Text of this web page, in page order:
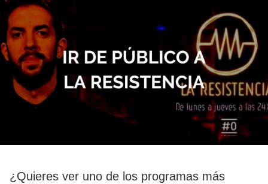
¿Quieres ver uno de los programas más